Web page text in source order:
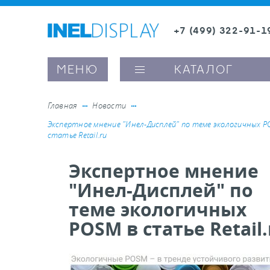
+7 (499) 322-91-
МЕНЮ КАТАЛОГ
ценникодержатели
полочного пространства
вывесок и шелфтокеры
Главная
Новости
Экспертное мнение "Инел-Дисплей" по теме экологичных
статье Retail.ru
Экспертное мнение
"Инел-Дисплей" по
теме экологичных
POSM в статье